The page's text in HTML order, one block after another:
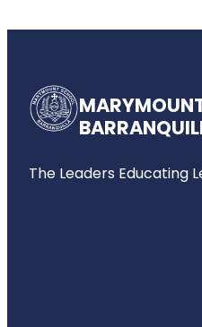
The Leaders Educating